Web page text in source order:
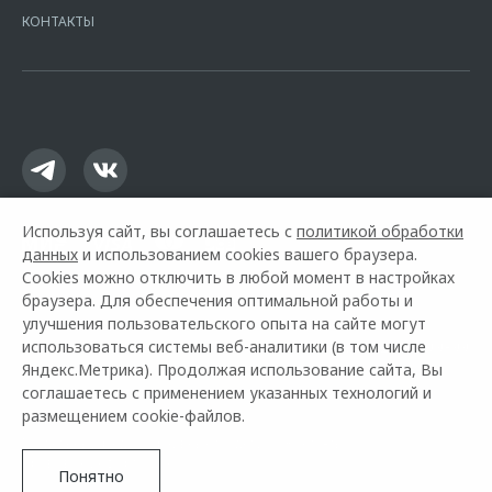
16.01.2015. Предложение ограничено и не является публичной
КОНТАКТЫ
Горячая линия OMODA: +7 (8452) 48-99-99
© 2026 Азия Моторс
Используя сайт, вы соглашаетесь с политикой обработки
данных и использованием cookies вашего браузера.
Cookies можно отключить в любой момент в настройках
браузера. Для обеспечения оптимальной работы и
улучшения пользовательского опыта на сайте могут
использоваться системы веб-аналитики (в том числе
Яндекс.Метрика). Продолжая использование сайта, Вы
соглашаетесь с применением указанных технологий и
размещением cookie-файлов.
Понятно